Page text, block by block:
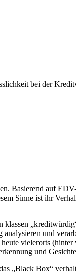
bei der
Basierend auf
Sinne ist ihr
und
vielerorts
und
„Black Box“